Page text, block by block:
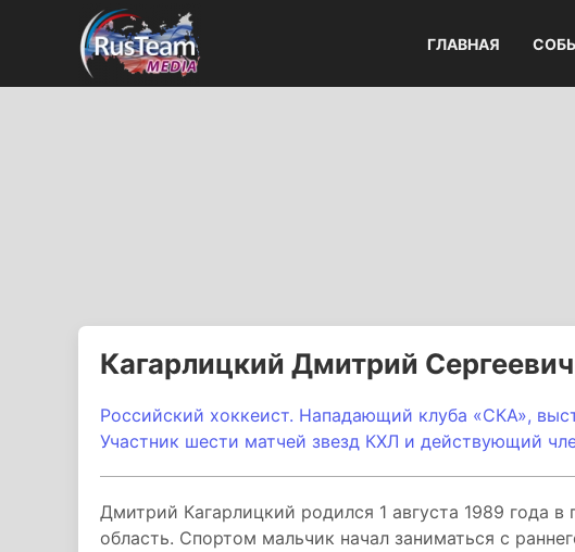
ГЛАВНАЯ
Кагарлицкий Дмитрий Сергеевич
Российский хоккеист. Нападающий клуба «СКА»,
Участник шести матчей звезд КХЛ и действующий
Дмитрий Кагарлицкий родился 1 августа 1989 года в
область. Спортом мальчик начал заниматься с